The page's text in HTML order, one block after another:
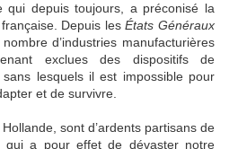
qui depuis toujours, a préconisé la
française. Depuis lesÉtats Généraux
d’industries manufacturières
exclues des dispositifs de
sans lesquels il est impossible pour
et de survivre.
sont d’ardents partisans de
qui a pour effet de dévaster notre